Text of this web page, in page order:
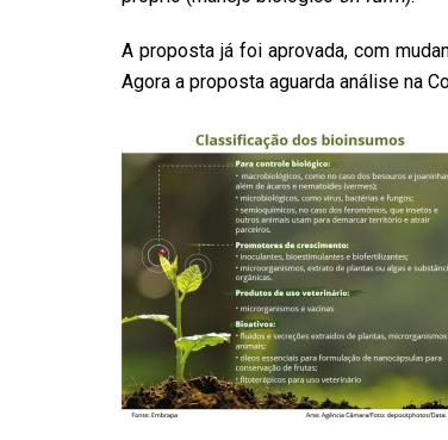
A proposta já foi aprovada, com
Agora a proposta aguarda análise na